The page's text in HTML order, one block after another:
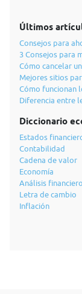
Últimos
Consejos para
3 Consejos para
Cómo cancelar
Mejores sitios
Cómo funcionan
Diferencia entre
Diccionario
Estados
Contabilidad
Cadena de valor
Economía
Análisis financiero
Letra de cambio
Inflación